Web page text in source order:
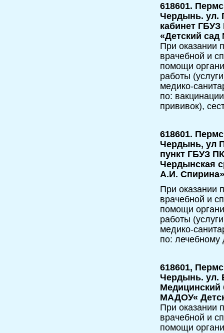
618601.
Чердынь. ул.
кабинет
«Детский
При оказании
врачебной и
помощи
работы
медико-
по:
прививок),
618601.
Чердынь, ул
пункт ГБУЗ
Чердынская
А.И.
При оказании
врачебной и
помощи
работы
медико-
по: лечебному
618601,
Чердынь. ул.
Медицинский
МАДОУ«
При оказании
врачебной и
помощи